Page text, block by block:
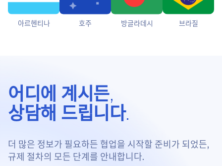
아르헨티나 호주 방글라데시 브라질
어디에 계시든,
상담해 드립니다.
더 많은 정보가 필요하든 협업을 시작할 준비가 되었든,
규제 절차의 모든 단계를 안내합니다.